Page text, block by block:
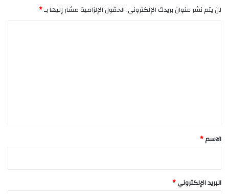
لن يتم نشر عنوان بريدك الإلكتروني.الحقول الإلزامية مشار إليها بـ*
*
الاسم*
البريد الإلكتروني*